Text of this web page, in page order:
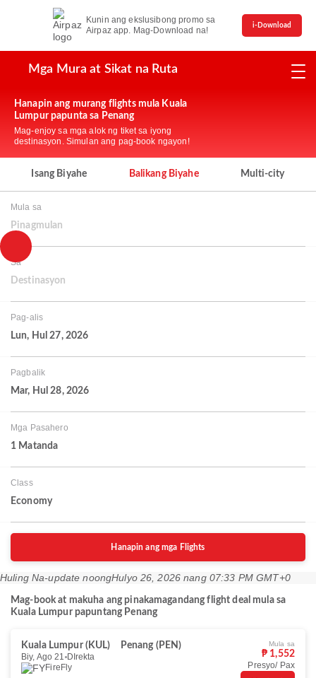
Kunin ang ekslusibong promo sa
Airpaz app. Mag-Download na!
i-Download
Mga Mura at Sikat na Ruta
Hanapin ang murang flights mula Kuala
Lumpur papunta sa Penang
Mag-enjoy sa mga alok ng tiket sa iyong
destinasyon. Simulan ang pag-book ngayon!
Isang Biyahe Balikang Biyahe Multi-city
Mula sa
Pinagmulan
Sa
Destinasyon
Pag-alis
Lun, Hul 27, 2026
Pagbalik
Mar, Hul 28, 2026
Mga Pasahero
1 Matanda
Class
Economy
Hanapin ang mga Flights
Huling Na-update noongHulyo 26, 2026 nang 07:33 PM GMT+0
Mag-book at makuha ang pinakamagandang flight deal mula sa
Kuala Lumpur papuntang Penang
Kuala Lumpur (KUL)
Penang (PEN)
Biy, Ago 21 DIrekta
FireFly
Mula sa
₱ 1,552
Presyo/ Pax